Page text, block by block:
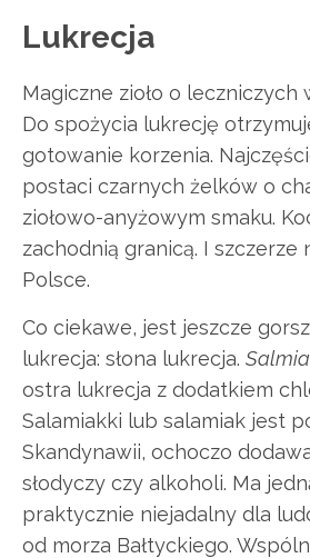
Lukrecja
Magiczne zioło o leczniczych
Do spożycia lukrecję
gotowanie korzenia.
postaci czarnych żelków o
ziołowo-anyżowym smaku.
zachodnią granicą. I szczerze
Polsce.
Co ciekawe, jest jeszcze
lukrecja: słona lukrecja.
ostra lukrecja z dodatkiem
Salamiakki lub salamiak jest
Skandynawii, ochoczo
słodyczy czy alkoholi. Ma
praktycznie niejadalny dla
od morza Bałtyckiego.